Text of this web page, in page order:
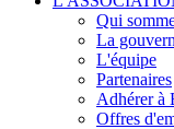
Qui
La
L'équipe
Partenaires
Adhérer à
Offres